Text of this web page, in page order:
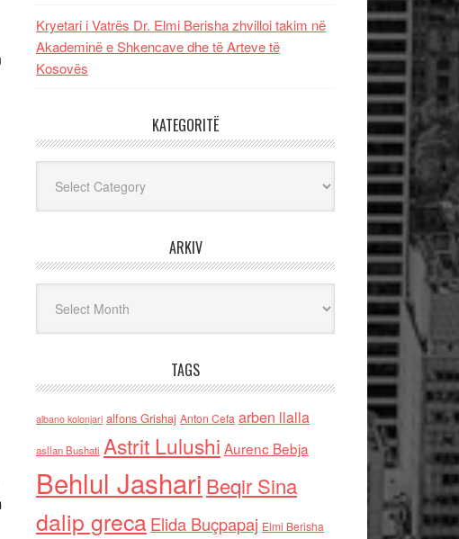
Kryetari i Vatrës Dr. Elmi Berisha zhvilloi takim në
Akademinë e Shkencave dhe të Arteve të
Kosovës
KATEGORITË
ARKIV
TAGS
albano kolonjari alfons Grishaj Anton Cefa arben llalla
asllan Bushati Astrit Lulushi Aurenc Bebja
Behlul Jashari Beqir Sina
dalip grecaElida Buçpapaj Elmi Berisha